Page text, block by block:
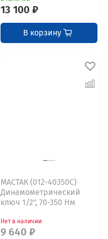
13 100 ₽
В корзину
МАСТАК (012-40350C)
Динамометрический
ключ 1/2", 70-350 Нм
Нет в наличии
9 640 ₽